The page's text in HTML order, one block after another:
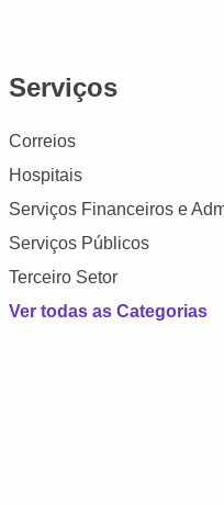
Serviços
Correios
Hospitais
Serviços Financeiros e
Serviços Públicos
Terceiro Setor
Ver todas as Categorias